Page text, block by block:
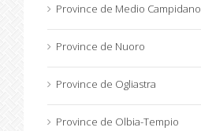
Province de Medio Campidano
Province de Nuoro
Province de Ogliastra
Province de Olbia-Tempio